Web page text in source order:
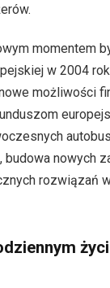
momentem
w 2004
możliwości
budowa nowych
rozwiązań